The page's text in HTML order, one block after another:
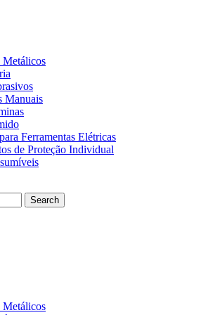
Metálicos
Manuais
Ferramentas Elétricas
de Proteção Individual
Search
Metálicos